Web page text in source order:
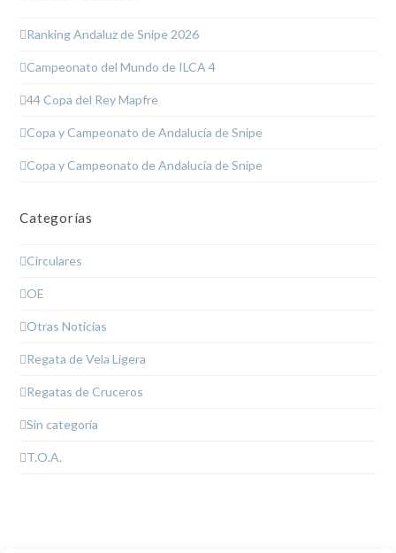
Ranking Andaluz de Snipe 2026
Campeonato del Mundo de ILCA 4
44 Copa del Rey Mapfre
Copa y Campeonato de Andalucía de Snipe
Copa y Campeonato de Andalucía de Snipe
Categorías
Circulares
OE
Otras Noticias
Regata de Vela Ligera
Regatas de Cruceros
Sin categoría
T.O.A.